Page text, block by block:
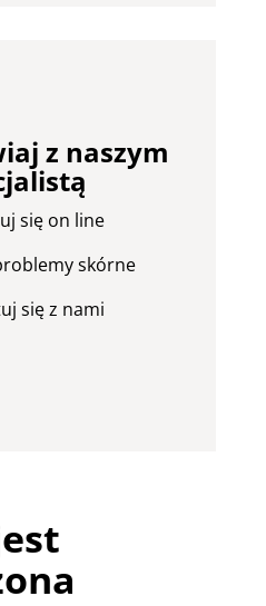
z naszym
się on line
skórne
się z nami